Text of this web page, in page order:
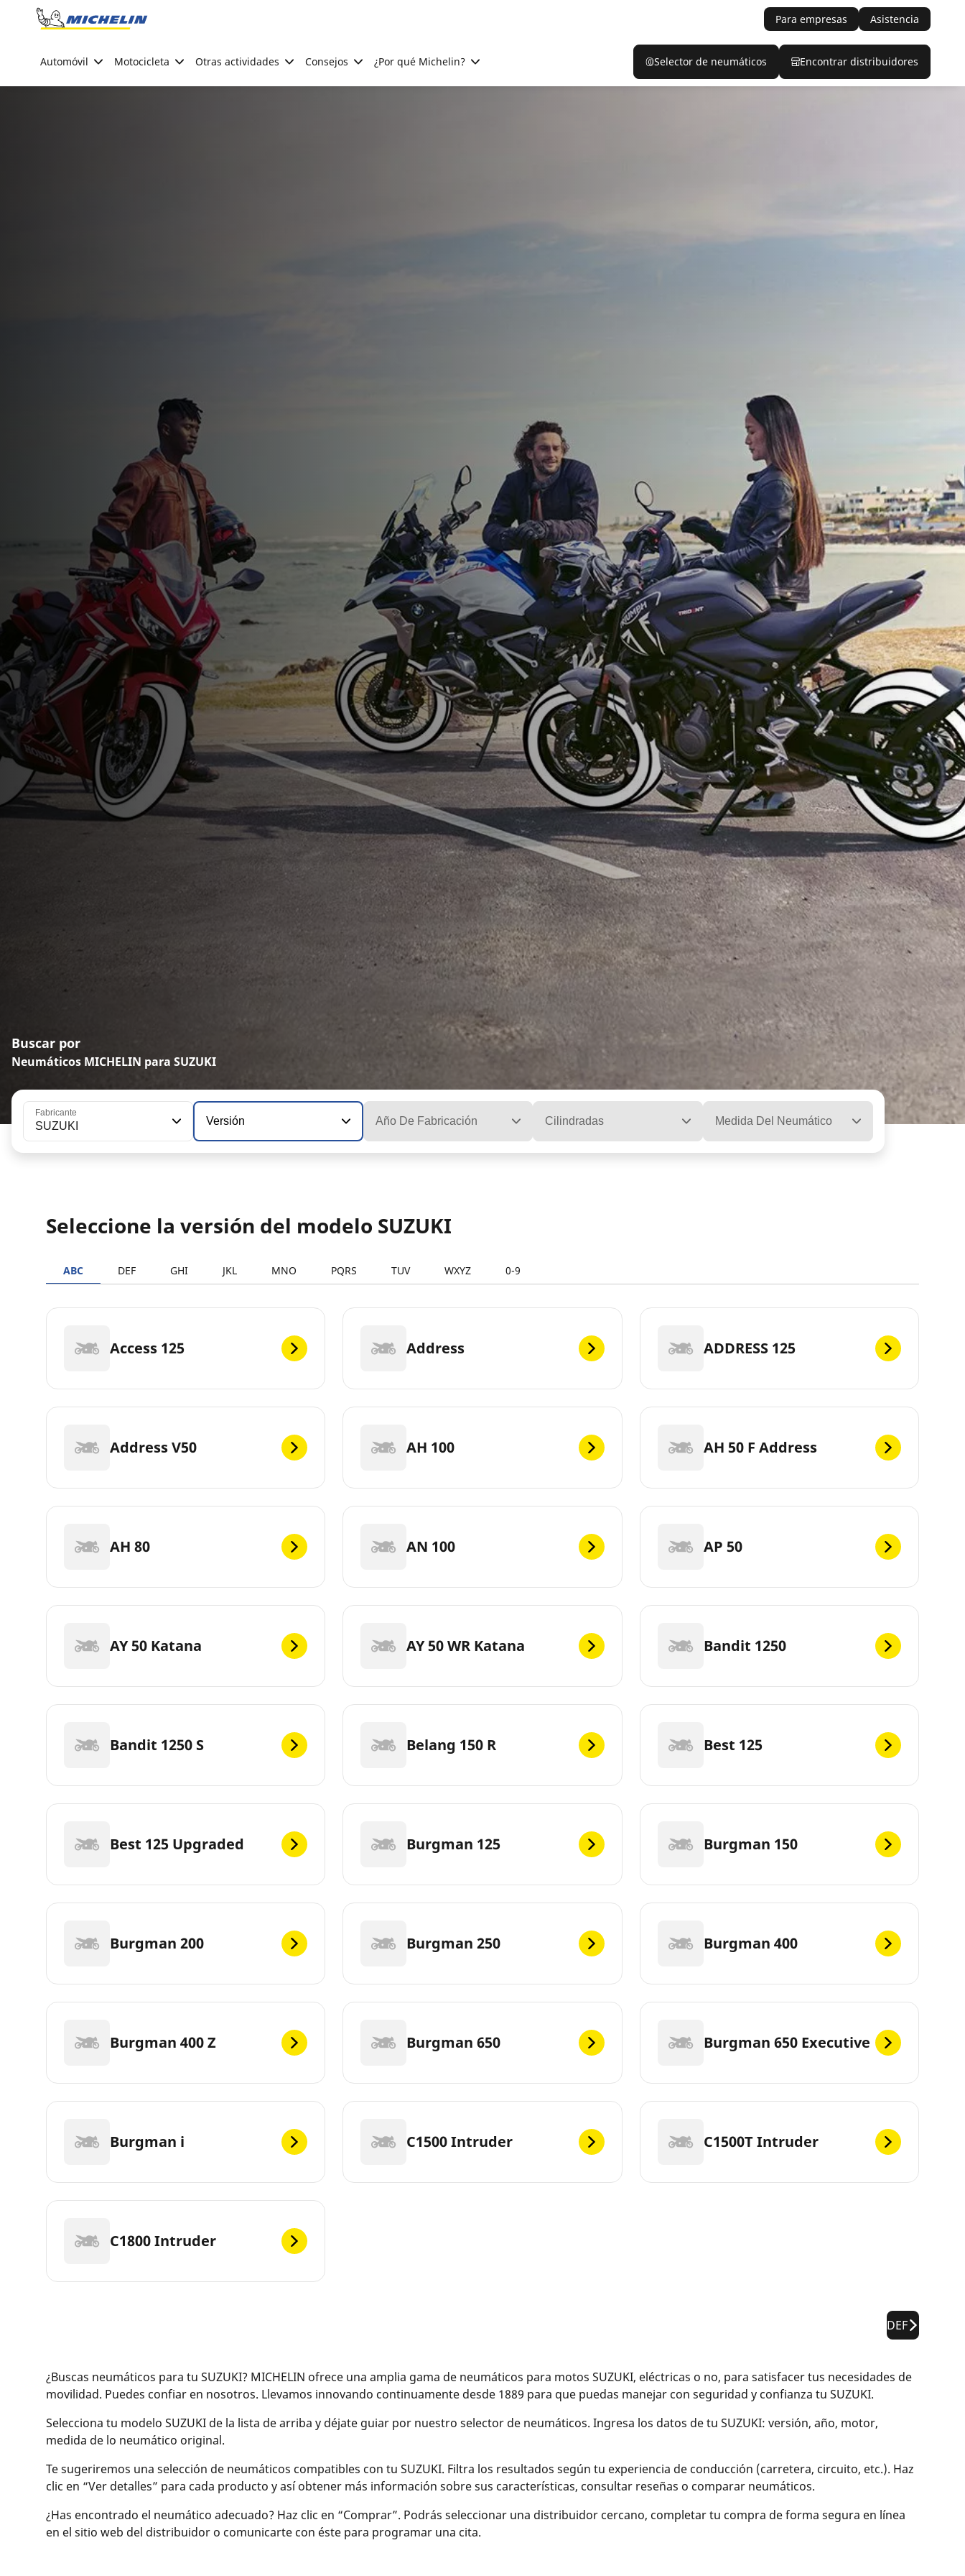
Go to page content
Para empresas Asistencia
Automóvil Motocicleta Otras actividades Consejos ¿Por qué Michelin? Selector de neumáticos Encontrar distribuidores
Buscar por
Neumáticos MICHELIN para SUZUKI
Fabricante
SUZUKI Versión Año De Fabricación Cilindradas Medida Del Neumático
Seleccione la versión del modelo SUZUKI
ABC DEF GHI JKL MNO PQRS TUV WXYZ 0-9
Access 125 Address ADDRESS 125
Address V50 AH 100 AH 50 F Address
AH 80 AN 100 AP 50
AY 50 Katana AY 50 WR Katana Bandit 1250
Bandit 1250 S Belang 150 R Best 125
Best 125 Upgraded Burgman 125 Burgman 150
Burgman 200 Burgman 250 Burgman 400
Burgman 400 Z Burgman 650 Burgman 650 Executive
Burgman i C1500 Intruder C1500T Intruder
C1800 Intruder
DEF
¿Buscas neumáticos para tu SUZUKI? MICHELIN ofrece una amplia gama de neumáticos para motos SUZUKI, eléctricas o no, para satisfacer tus necesidades de
movilidad. Puedes confiar en nosotros. Llevamos innovando continuamente desde 1889 para que puedas manejar con seguridad y confianza tu SUZUKI.
Selecciona tu modelo SUZUKI de la lista de arriba y déjate guiar por nuestro selector de neumáticos. Ingresa los datos de tu SUZUKI: versión, año, motor,
medida de lo neumático original.
Te sugeriremos una selección de neumáticos compatibles con tu SUZUKI. Filtra los resultados según tu experiencia de conducción (carretera, circuito, etc.). Haz
clic en “Ver detalles” para cada producto y así obtener más información sobre sus características, consultar reseñas o comparar neumáticos.
¿Has encontrado el neumático adecuado? Haz clic en “Comprar”. Podrás seleccionar una distribuidor cercano, completar tu compra de forma segura en línea
en el sitio web del distribuidor o comunicarte con éste para programar una cita.